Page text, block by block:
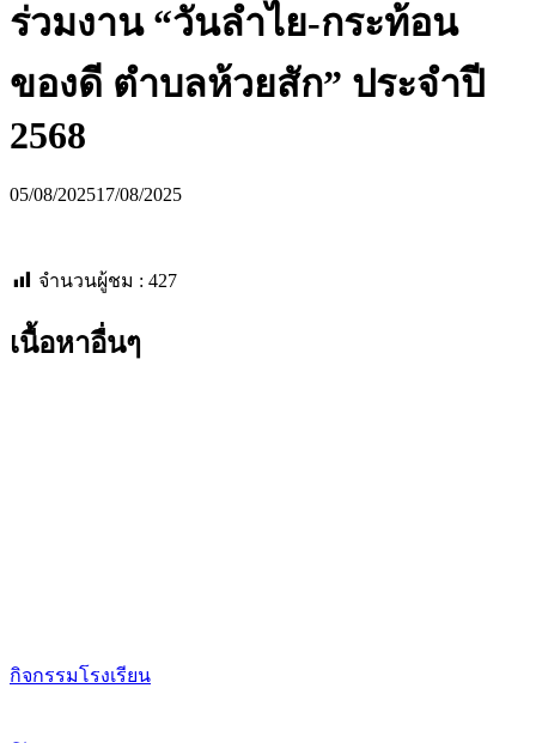
ร่วมงาน “วันลำไย-กระท้อน
ของดี ตำบลห้วยสัก” ประจำปี
2568
05/08/202517/08/2025
จำนวนผู้ชม : 427
เนื้อหาอื่นๆ
กิจกรรมโรงเรียน